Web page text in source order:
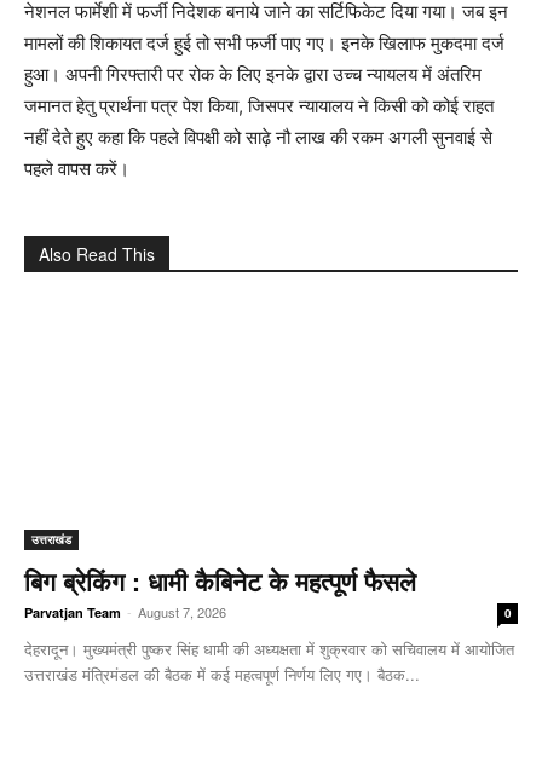
नेशनल फार्मेशी में फर्जी निदेशक बनाये जाने का सर्टिफिकेट दिया गया। जब इन
मामलों की शिकायत दर्ज हुई तो सभी फर्जी पाए गए। इनके खिलाफ मुकदमा दर्ज
हुआ। अपनी गिरफ्तारी पर रोक के लिए इनके द्वारा उच्च न्यायलय में अंतरिम
जमानत हेतु प्रार्थना पत्र पेश किया, जिसपर न्यायालय ने किसी को कोई राहत
नहीं देते हुए कहा कि पहले विपक्षी को साढ़े नौ लाख की रकम अगली सुनवाई से
पहले वापस करें।
Also Read This
उत्तराखंड
बिग ब्रेकिंग : धामी कैबिनेट के महत्पूर्ण फैसले
Parvatjan Team - August 7, 2026 0
देहरादून। मुख्यमंत्री पुष्कर सिंह धामी की अध्यक्षता में शुक्रवार को सचिवालय में आयोजित
उत्तराखंड मंत्रिमंडल की बैठक में कई महत्वपूर्ण निर्णय लिए गए। बैठक...